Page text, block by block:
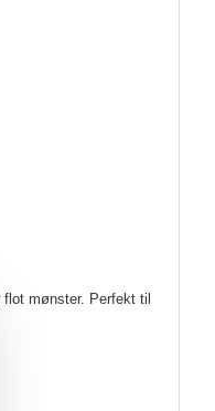
mønster. Perfekt til